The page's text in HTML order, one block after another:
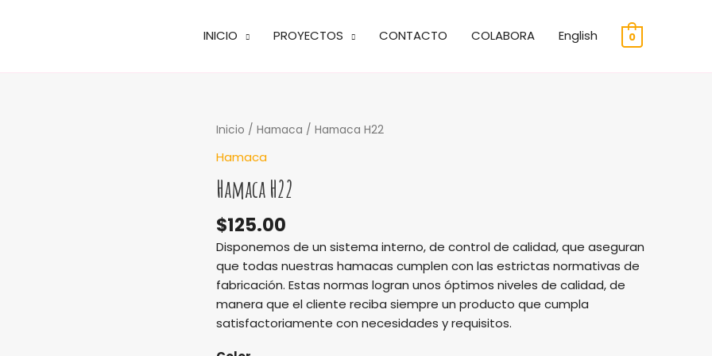
INICIO PROYECTOS CONTACTO COLABORA English 0
Inicio / Hamaca / Hamaca H22
Hamaca
Hamaca H22
$125.00
Disponemos de un sistema interno, de control de calidad, que aseguran
que todas nuestras hamacas cumplen con las estrictas normativas de
fabricación. Estas normas logran unos óptimos niveles de calidad, de
manera que el cliente reciba siempre un producto que cumpla
satisfactoriamente con necesidades y requisitos.
Hamaca